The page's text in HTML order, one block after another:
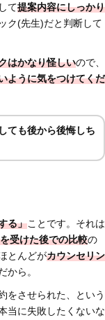
て提案内容にしっかり
ク(先生)だと判断して
はかなり怪しいので、
ように気をつけてくだ
ても後から後悔しち
る」ことです。それは
受けた後での比較の
とんどがカウンセリン
から。
をさせられた、という
当に失敗したくないな